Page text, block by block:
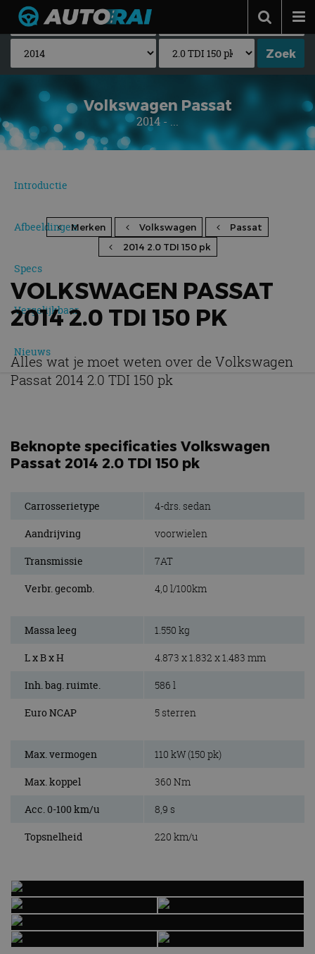
Autonieuws
Podcast
Autotests
Automerken
Adverteren
Contact
Volkswagen Passat
2014 - ...
Introductie
Afbeeldingen
Specs
Vergelijkbaar
Nieuws
Merken Volkswagen
Passat
2014 2.0 TDI 150 pk
VOLKSWAGEN PASSAT
2014 2.0 TDI 150 PK
Alles wat je moet weten over de Volkswagen
Passat 2014 2.0 TDI 150 pk
Beknopte specificaties Volkswagen
Passat 2014 2.0 TDI 150 pk
Carrosserietype 4-drs. sedan
Aandrijving voorwielen
Transmissie 7AT
Verbr. gecomb. 4,0 l/100km
Massa leeg 1.550 kg
L x B x H 4.873 x 1.832 x 1.483 mm
Inh. bag. ruimte. 586 l
Euro NCAP 5 sterren
Max. vermogen 110 kW (150 pk)
Max. koppel 360 Nm
Acc. 0-100 km/u 8,9 s
Topsnelheid 220 km/u